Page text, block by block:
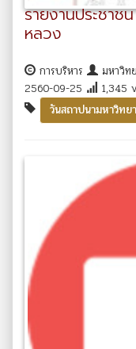
รายงานประชา
หลวง
การบริหาร
มหาวิท
2560-09-25
1,345
วันสถาปนามหาวิทย